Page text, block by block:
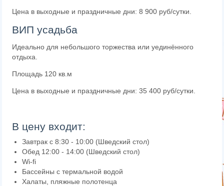
Цена в выходные и праздничные дни: 8 900 руб/сутки.
ВИП усадьба
Идеально для небольшого торжества или уединённого
отдыха.
Площадь 120 кв.м
Цена в выходные и праздничные дни: 35 400 руб/сутки.
В цену входит:
Завтрак с 8:30 - 10:00 (Шведский стол)
Обед 12:00 - 14:00 (Шведский стол)
Wi-fi
Бассейны с термальной водой
Халаты, пляжные полотенца